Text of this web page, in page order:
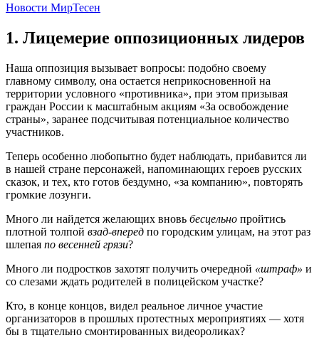
Новости МирТесен
1. Лицемерие оппозиционных лидеров
Наша оппозиция вызывает вопросы: подобно своему
главному символу, она остается неприкосновенной на
территории условного «противника», при этом призывая
граждан России к масштабным акциям «За освобождение
страны», заранее подсчитывая потенциальное количество
участников.
Теперь особенно любопытно будет наблюдать, прибавится ли
в нашей стране персонажей, напоминающих героев русских
сказок, и тех, кто готов бездумно, «за компанию», повторять
громкие лозунги.
Много ли найдется желающих вновь бесцельно пройтись
плотной толпой взад-вперед по городским улицам, на этот раз
шлепая по весенней грязи?
Много ли подростков захотят получить очередной «штраф» и
со слезами ждать родителей в полицейском участке?
Кто, в конце концов, видел реальное личное участие
организаторов в прошлых протестных мероприятиях — хотя
бы в тщательно смонтированных видеороликах?